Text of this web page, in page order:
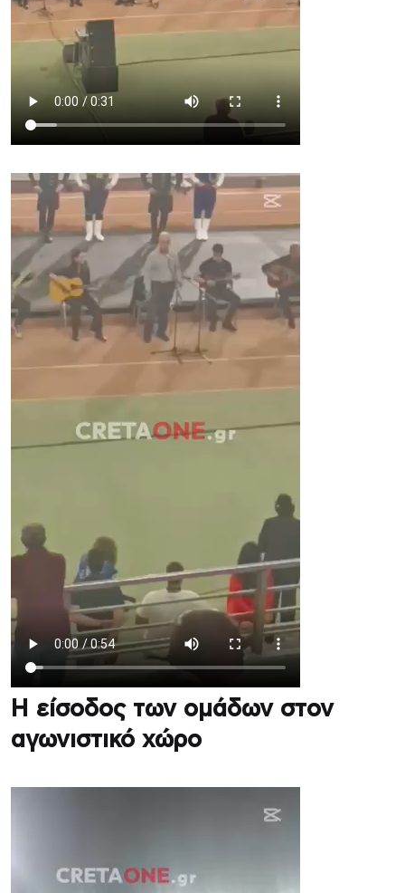
Η είσοδος των ομάδων στον
αγωνιστικό χώρο